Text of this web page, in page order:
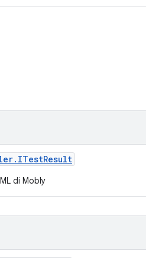
. ITestResult
di Mobly